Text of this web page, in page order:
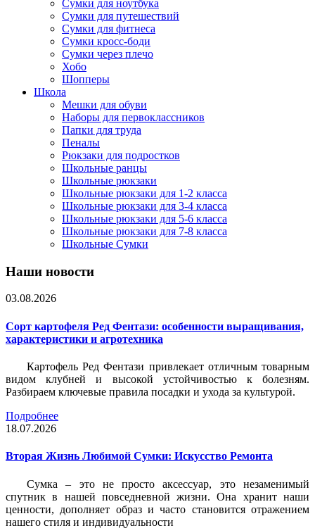
Сумки для ноутбука
Сумки для путешествий
Сумки для фитнеса
Сумки кросс-боди
Сумки через плечо
Хобо
Шопперы
Школа
Мешки для обуви
Наборы для первоклассников
Папки для труда
Пеналы
Рюкзаки для подростков
Школьные ранцы
Школьные рюкзаки
Школьные рюкзаки для 1-2 класса
Школьные рюкзаки для 3-4 класса
Школьные рюкзаки для 5-6 класса
Школьные рюкзаки для 7-8 класса
Школьные Сумки
Наши новости
03.08.2026
Сорт картофеля Ред Фентази: особенности выращивания,
характеристики и агротехника
Картофель Ред Фентази привлекает отличным товарным
видом клубней и высокой устойчивостью к болезням.
Разбираем ключевые правила посадки и ухода за культурой.
Подробнее
18.07.2026
Вторая Жизнь Любимой Сумки: Искусство Ремонта
Сумка – это не просто аксессуар, это незаменимый
спутник в нашей повседневной жизни. Она хранит наши
ценности, дополняет образ и часто становится отражением
нашего стиля и индивидуальности